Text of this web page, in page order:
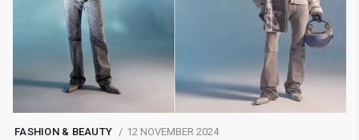
FASHION & BEAUTY 12 NOVEMBER 2024